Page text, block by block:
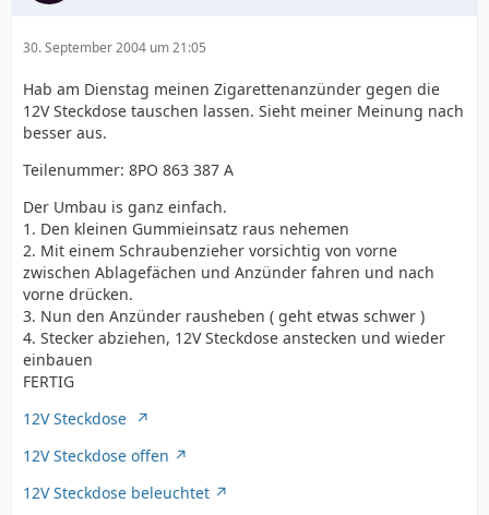
30. September 2004 um 21:05
Hab am Dienstag meinen Zigarettenanzünder gegen die
12V Steckdose tauschen lassen. Sieht meiner Meinung nach
besser aus.
Teilenummer: 8PO 863 387 A
Der Umbau is ganz einfach.
1. Den kleinen Gummieinsatz raus nehemen
2. Mit einem Schraubenzieher vorsichtig von vorne
zwischen Ablagefächen und Anzünder fahren und nach
vorne drücken.
3. Nun den Anzünder rausheben ( geht etwas schwer )
4. Stecker abziehen, 12V Steckdose anstecken und wieder
einbauen
FERTIG
12V Steckdose
12V Steckdose offen
12V Steckdose beleuchtet